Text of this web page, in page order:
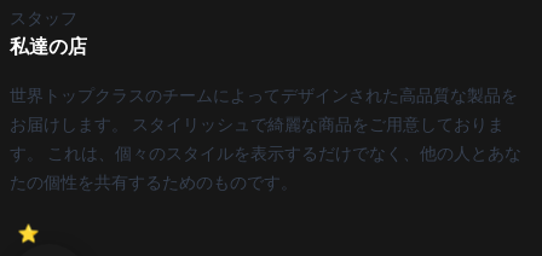
スタッフ
私達の店
世界トップクラスのチームによってデザインされた高品質な製品を
お届けします。 スタイリッシュで綺麗な商品をご用意しておりま
す。 これは、個々のスタイルを表示するだけでなく、他の人とあな
たの個性を共有するためのものです。